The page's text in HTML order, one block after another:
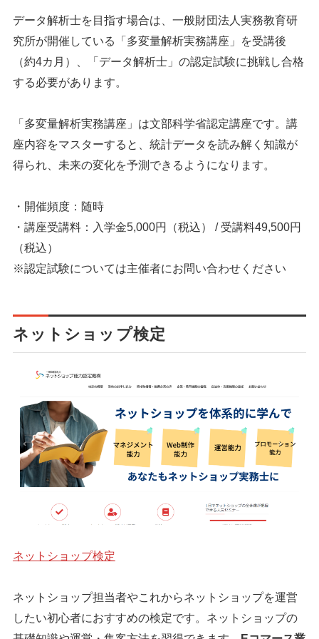
データ解析士を目指す場合は、一般財団法人実務教育研
究所が開催している「多変量解析実務講座」を受講後
（約4カ月）、「データ解析士」の認定試験に挑戦し合格
する必要があります。
「多変量解析実務講座」は文部科学省認定講座です。講
座内容をマスターすると、統計データを読み解く知識が
得られ、未来の変化を予測できるようになります。
・開催頻度：随時
・講座受講料：入学金5,000円（税込） / 受講料49,500円
（税込）
※認定試験については主催者にお問い合わせください
ネットショップ検定
ネットショップ検定
ネットショップ担当者やこれからネットショップを運営
したい初心者におすすめの検定です。ネットショップの